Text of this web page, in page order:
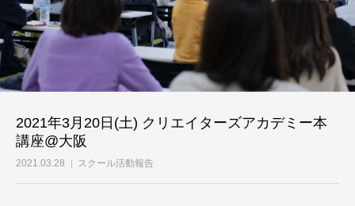
2021年3月20日(土) クリエイターズアカデミー本
講座@大阪
2021.03.28 スクール活動報告